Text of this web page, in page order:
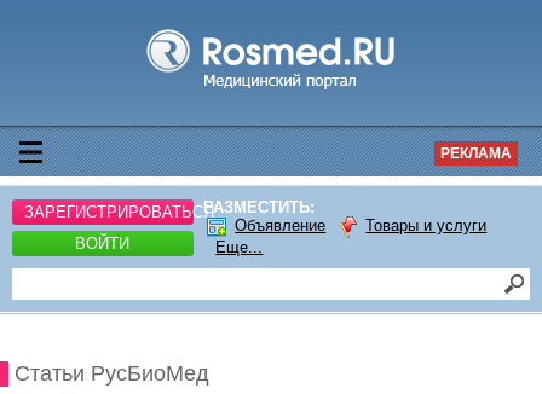
РЕКЛАМА
ЗАРЕГИСТРИРОВАТЬСЯ
ВОЙТИ
РАЗМЕСТИТЬ:
Объявление
Товары и услуги
Еще...
Статьи РусБиоМед